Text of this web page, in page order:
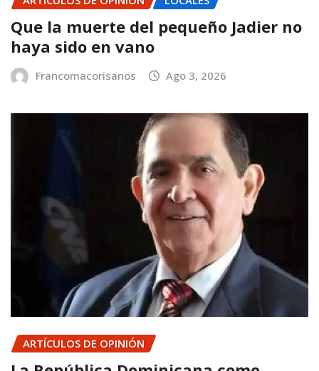
Que la muerte del pequeño Jadier no
haya sido en vano
Francomacorisanos Ago 3, 2026
ARTÍCULOS DE OPINIÓN